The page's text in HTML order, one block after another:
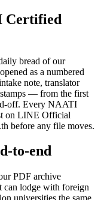
Certified
bread of our
as a numbered
note, translator
— from the first
off. Every NAATI
on LINE Official
before any file moves.
to-end
PDF archive
can lodge with foreign